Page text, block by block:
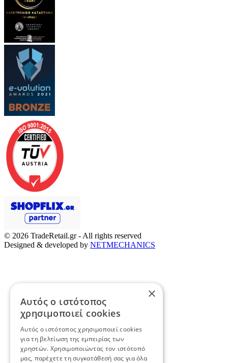
© 2026 TradeRetail.gr- All rights reserved
Designed & developed by NETMECHANICS
×
Αυτός ο ιστότοπος
χρησιμοποιεί cookies
Αυτός ο ιστότοπος χρησιμοποιεί cookies
για τη βελτίωση της εμπειρίας των
χρηστών. Χρησιμοποιώντας τον ιστότοπό
μας, παρέχετε τη συγκατάθεσή σας για όλα